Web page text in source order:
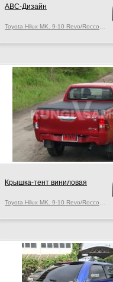
АВС-Дизайн
Крышка-тент виниловая